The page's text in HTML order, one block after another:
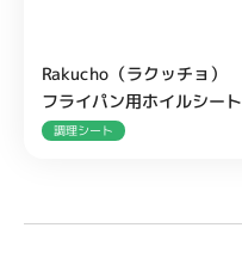
Rakucho（ラクッチョ）
フライパン用ホイルシート
調理シート